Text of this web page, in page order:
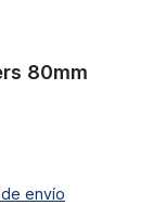
80mm
envío